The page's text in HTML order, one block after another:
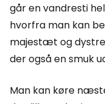
går en vandresti
hvorfra man kan
majestæt og
der også en smuk
Man kan køre